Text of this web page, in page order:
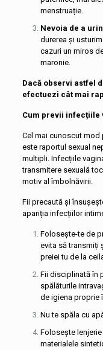
menstruație.
Nevoia de a
durerea și
cazuri un miros
maronie.
Dacă observi astfel
efectuezi cât mai
Cum previi infecțiile
Cel mai cunoscut
este raportul sexual
multipli. Infecțiile
transmitere sexuală
motiv al îmbolnăvirii.
Fii precaută și
apariția infecțiilor
Folosește-te de
evita să transmiți
preiei tu de la
Fii disciplinată în
spălăturile
de igiena proprie
Nu te spăla cu
Folosește
materialele